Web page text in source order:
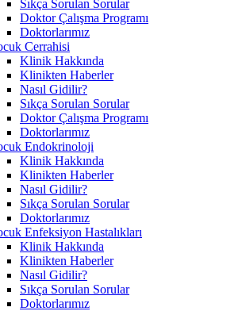
Sıkça Sorulan Sorular
Doktor Çalışma Programı
Doktorlarımız
Cerrahisi
Klinik Hakkında
Klinikten Haberler
Nasıl Gidilir?
Sıkça Sorulan Sorular
Doktor Çalışma Programı
Doktorlarımız
Endokrinoloji
Klinik Hakkında
Klinikten Haberler
Nasıl Gidilir?
Sıkça Sorulan Sorular
Doktorlarımız
Enfeksiyon Hastalıkları
Klinik Hakkında
Klinikten Haberler
Nasıl Gidilir?
Sıkça Sorulan Sorular
Doktorlarımız